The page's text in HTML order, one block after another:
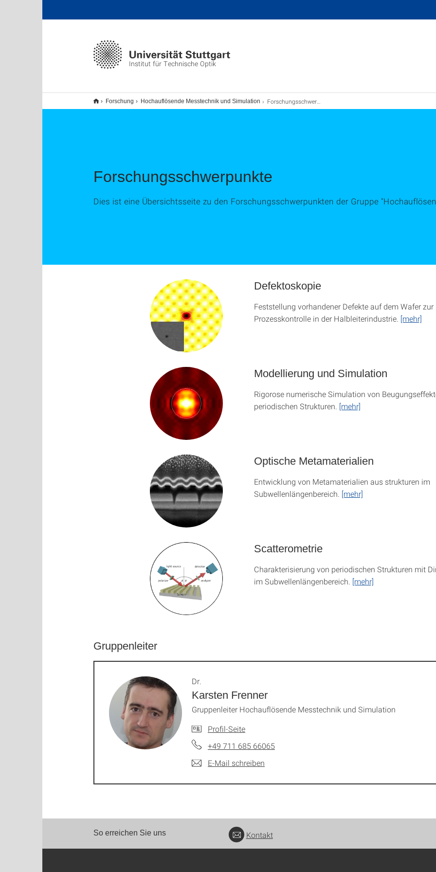
Institut für Technische Optik
Forschung Hochauflösende Messtechnik und Simulation Forschungsschwerpunkte
Forschungsschwerpunkte
Dies ist eine Übersichtsseite zu den Forschungsschwerpunkten der Gruppe
Defektoskopie
Feststellung vorhandener Defekte auf dem Wafer zur
Prozesskontrolle in der Halbleiterindustrie. [mehr]
Modellierung und Simulation
Rigorose numerische Simulation von
periodischen Strukturen. [mehr]
Optische Metamaterialien
Entwicklung von Metamaterialien aus strukturen im
Subwellenlängenbereich. [mehr]
Scatterometrie
Charakterisierung von periodischen Strukturen mit
im Subwellenlängenbereich. [mehr]
Gruppenleiter
Karsten Frenner
Dr.
Gruppenleiter Hochauflösende Messtechnik und Simulation
Profil-Seite
+49 711 685 66065
E-Mail schreiben
So erreichen Sie uns Kontakt